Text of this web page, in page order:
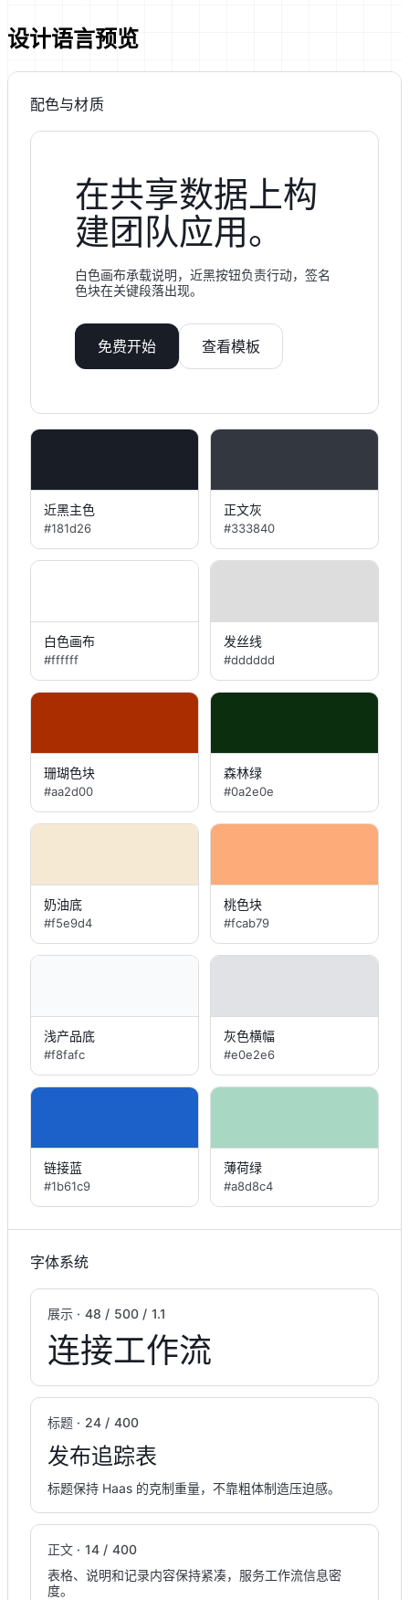
设计语言预览
配色与材质
在共享数据上构
建团队应用。
白色画布承载说明，近黑按钮负责行动，签名
色块在关键段落出现。
免费开始 查看模板
近黑主色
#181d26
正文灰
#333840
白色画布
#ffffff
发丝线
#dddddd
珊瑚色块
#aa2d00
森林绿
#0a2e0e
奶油底
#f5e9d4
桃色块
#fcab79
浅产品底
#f8fafc
灰色横幅
#e0e2e6
链接蓝
#1b61c9
薄荷绿
#a8d8c4
字体系统
展示 · 48 / 500 / 1.1
连接工作流
标题 · 24 / 400
发布追踪表
标题保持 Haas 的克制重量，不靠粗体制造压迫感。
正文 · 14 / 400
表格、说明和记录内容保持紧凑，服务工作流信息密
度。